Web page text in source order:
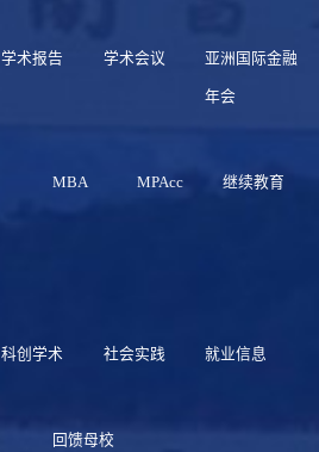
学术报告 学术会议 亚洲国际金融
年会
MBA MPAcc 继续教育
科创学术 社会实践 就业信息
回馈母校